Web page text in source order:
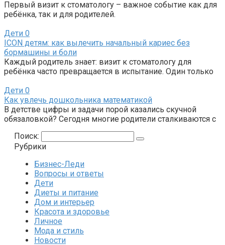
Первый визит к стоматологу – важное событие как для
ребёнка, так и для родителей.
Дети 0
ICON детям: как вылечить начальный кариес без
бормашины и боли
Каждый родитель знает: визит к стоматологу для
ребёнка часто превращается в испытание. Один только
Дети 0
Как увлечь дошкольника математикой
В детстве цифры и задачи порой казались скучной
обязаловкой? Сегодня многие родители сталкиваются с
Поиск:
Рубрики
Бизнес-Леди
Вопросы и ответы
Дети
Диеты и питание
Дом и интерьер
Красота и здоровье
Личное
Мода и стиль
Новости